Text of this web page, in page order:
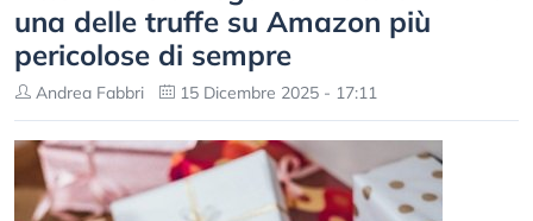
una delle truffe su Amazon più
pericolose di sempre
Andrea Fabbri 15 Dicembre 2025 - 17:11